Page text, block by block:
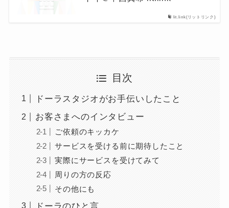
lit.link(リットリンク)
目次
ドーラスタジオがお手伝いしたこと
お客さまへのインタビュー
ご依頼のキッカケ
サービスを受ける前に期待したこと
実際にサービスを受けてみて
周りの方の反応
その他にも